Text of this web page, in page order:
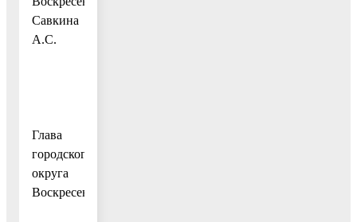
Савкина
А.С.
Глава
городского
округа
Воскресенск